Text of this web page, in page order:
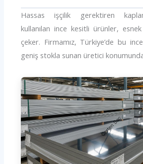
Hassas işçilik gerektiren
kullanılan ince kesitli ürünler, esnek
çeker. Firmamız, Türkiye’de bu
geniş stokla sunan üretici